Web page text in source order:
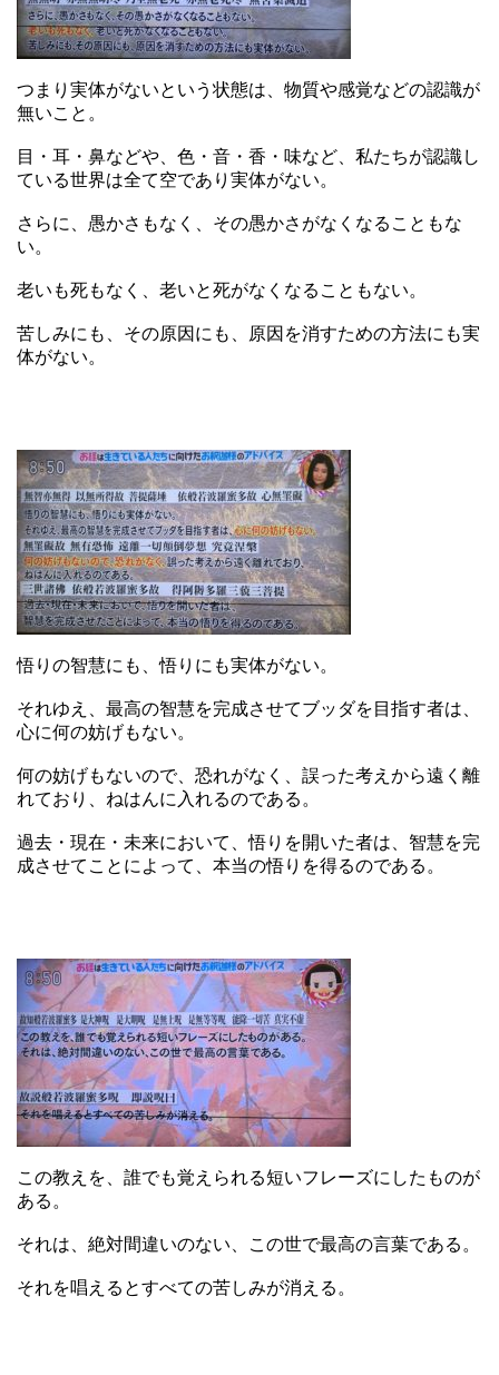
つまり実体がないという状態は、物質や感覚などの認識が
無いこと。
目・耳・鼻などや、色・音・香・味など、私たちが認識し
ている世界は全て空であり実体がない。
さらに、愚かさもなく、その愚かさがなくなることもな
い。
老いも死もなく、老いと死がなくなることもない。
苦しみにも、その原因にも、原因を消すための方法にも実
体がない。
悟りの智慧にも、悟りにも実体がない。
それゆえ、最高の智慧を完成させてブッダを目指す者は、
心に何の妨げもない。
何の妨げもないので、恐れがなく、誤った考えから遠く離
れており、ねはんに入れるのである。
過去・現在・未来において、悟りを開いた者は、智慧を完
成させてことによって、本当の悟りを得るのである。
この教えを、誰でも覚えられる短いフレーズにしたものが
ある。
それは、絶対間違いのない、この世で最高の言葉である。
それを唱えるとすべての苦しみが消える。